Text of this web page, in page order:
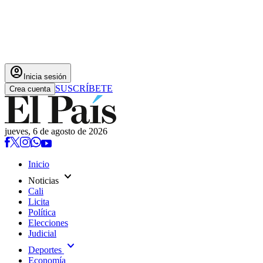
account_circle Inicia sesión
Crea cuenta SUSCRÍBETE
jueves, 6 de agosto de 2026
Inicio
Noticias expand_more
Cali
Licita
Política
Elecciones
Judicial
Deportes expand_more
Economía